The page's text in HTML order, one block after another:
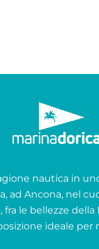
nautica in
ad Ancona, nel
fra le bellezze della
ideale per